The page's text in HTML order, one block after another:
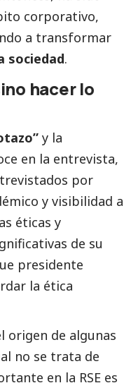
corporativo,
a transformar
sociedad.
hacer lo
y la
en la entrevista,
por
y visibilidad a
éticas y
de su
presidente
la ética
origen de algunas
no se trata de
en la RSE es